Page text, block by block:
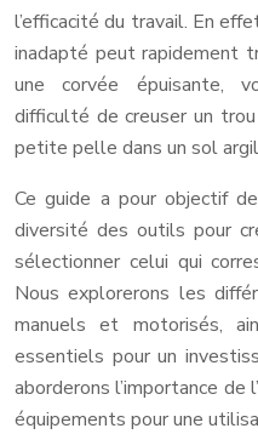
l’efficacité du travail. En
inadapté peut rapidement
une corvée épuisante,
difficulté de creuser un
petite pelle dans un sol
Ce guide a pour objectif
diversité des outils pour
sélectionner celui qui
Nous explorerons les
manuels et motorisés,
essentiels pour un
aborderons l’importance de
équipements pour une